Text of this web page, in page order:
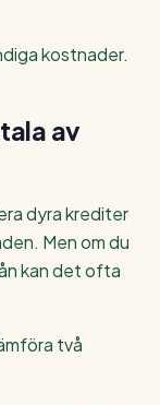
kostnader.
av
dyra krediter
Men om du
kan det ofta
två